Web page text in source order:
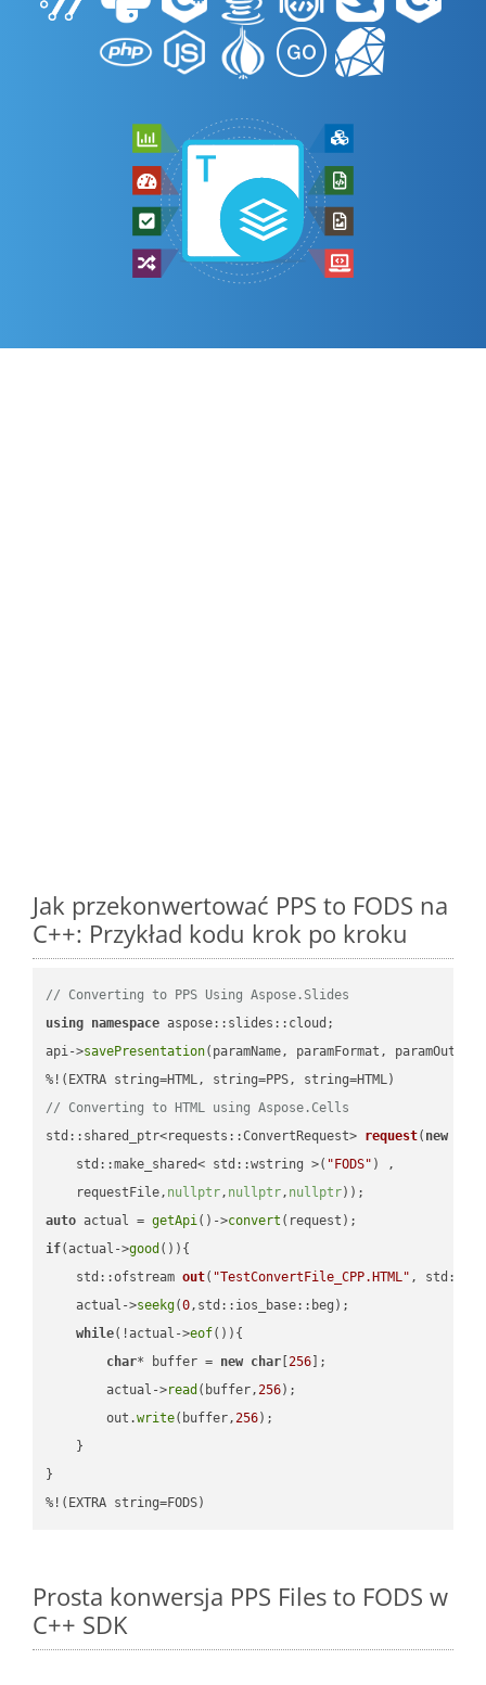
Jak przekonwertować PPS to FODS na
C++: Przykład kodu krok po kroku
// Converting to PPS Using Aspose.Slides
using namespace aspose::slides::cloud;
api->savePresentation(paramName, paramFormat,
// Converting to HTML using Aspose.Cells
std::shared_ptr<requests::ConvertRequest> request( new
    std::make_shared< std::wstring >(
"FODS" ) ,
    requestFile,
nullptr, nullptr, nullptr))
auto actual = getApi()->convert
if(actual->good ()){
std::ofstream out( "TestConvertFile_CPP.HTML" ,
    actual->
seekg(0,std::ios_base::beg);
while(!actual->eof()){
char* buffer = new char [256 ];
        actual->
read (buffer,256);
        out.
write(buffer,256);
    }
}
%!(EXTRA string=FODS)
Prosta konwersja PPS Files to FODS w
C++ SDK